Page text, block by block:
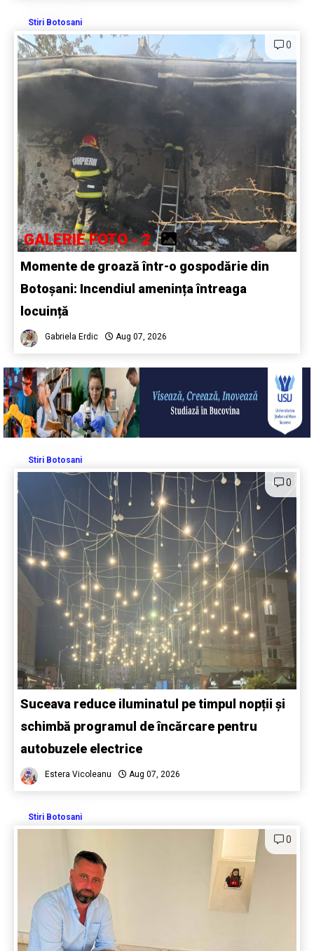
Stiri Botosani
0
GALERIE FOTO - 2
Momente de groază într-o gospodărie din
Botoșani: Incendiul amenința întreaga
locuință
Gabriela Erdic Aug 07, 2026
Stiri Botosani
0
Suceava reduce iluminatul pe timpul nopții și
schimbă programul de încărcare pentru
autobuzele electrice
Estera Vicoleanu Aug 07, 2026
Stiri Botosani
0